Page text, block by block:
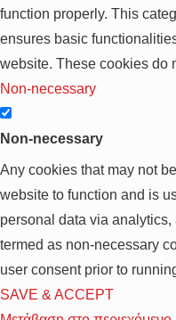
function properly. This
ensures basic
website. These cookies do
Non-necessary
Non-necessary
Any cookies that may not
website to function and is
personal data via
termed as non-necessary
user consent prior to
SAVE & ACCEPT